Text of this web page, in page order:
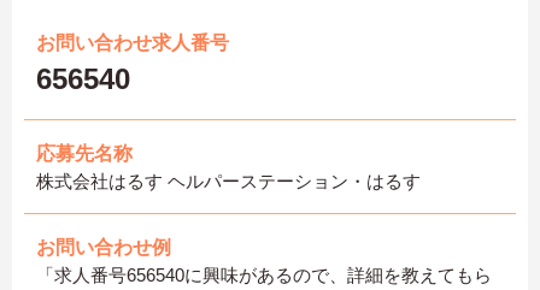
お問い合わせ求人番号
656540
応募先名称
株式会社はるす ヘルパーステーション・はるす
お問い合わせ例
「求人番号656540に興味があるので、詳細を教えてもら